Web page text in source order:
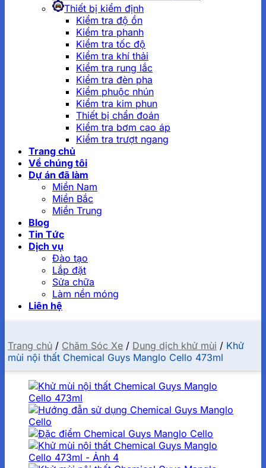
Thiết bị kiểm định
Kiểm tra độ ồn
Kiểm tra phanh
Kiểm tra tốc độ
Kiểm tra khí thải
Kiểm tra rung lắc
Kiểm tra đèn pha
Kiểm phuộc nhún
Kiểm tra kim phun
Thiết bị chẩn đoán
Kiểm tra bơm cao áp
Kiểm tra trượt ngang
Trang chủ
Về chúng tôi
Dự án đã làm
Miền Nam
Miền Bắc
Miền Trung
Blog
Tin Tức
Dịch vụ
Đào tạo
Lắp đặt
Sửa chữa
Làm nền móng
Liên hệ
Trang chủ / Chăm Sóc Xe / Dung dịch khử mùi / Khử
mùi nội thất Chemical Guys Manglo Cello 473ml